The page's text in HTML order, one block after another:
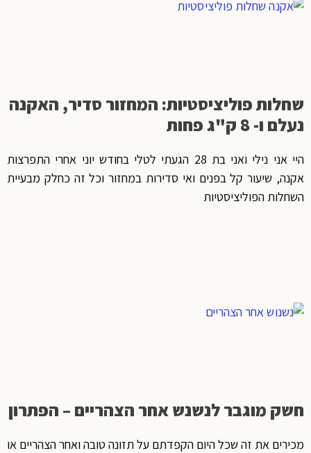
שחלות פוליציסטיות: המחזור סדיר, האקנה
נעלם ו- 8 ק"ג פחות
היי אני נילי ואני בת 28 הגעתי לטלי בחודש יוני אחרי התפרצות
אקנה, שיעור קל בפנים ואי סדירות במחזור וכל זה כחלק מבעיית
השחלות הפוליציסטיות
חשק מוגבר לנשנש אחר הצהריים – הפתרון
מכירים את זה שכל היום הקפדתם על תזונה טובה ואחר הצהריים או